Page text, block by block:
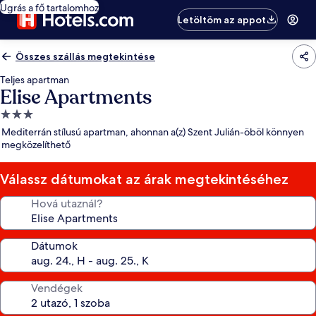
Ugrás a fő tartalomhoz
Letöltöm az appot
Összes szállás megtekintése
Teljes apartman
Elise Apartments
3.0
csillagos
szálláshely
Mediterrán stílusú apartman, ahonnan a(z) Szent Julián-öböl könnyen
megközelíthető
Válassz dátumokat az árak megtekintéséhez
Hová utaznál?
Dátumok
Vendégek